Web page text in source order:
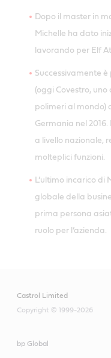
Dopo il master in
Michelle ha dato
lavorando per Elf
Successivamente
(oggi Covestro,
polimeri al mondo)
Germania nel
a livello nazionale,
molteplici funzioni.
L’ultimo incarico di
globale della
prima persona
ruolo per l’azienda.
Castrol Limited
Copyright © 1999-2026
bp Global